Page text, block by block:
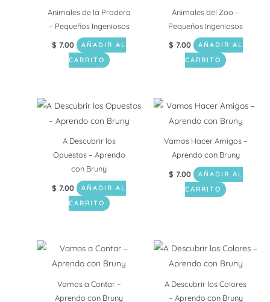
Animales de la Pradera
– Pequeños Ingeniosos
$ 7.00
AÑADIR AL
CARRITO
Animales del Zoo –
Pequeños Ingeniosos
$ 7.00
AÑADIR AL
CARRITO
A Descubrir los
Opuestos – Aprendo
con Bruny
$ 7.00
AÑADIR AL
CARRITO
Vamos Hacer Amigos –
Aprendo con Bruny
$ 7.00
AÑADIR AL
CARRITO
Vamos a Contar –
Aprendo con Bruny
A Descubrir los Colores
– Aprendo con Bruny